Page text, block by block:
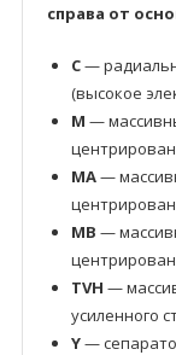
справа от
C—
(высокое
M —
MA—
MB —
TVH —
усиленного
Y—